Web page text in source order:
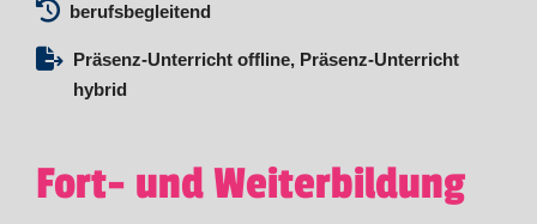
berufsbegleitend
Präsenz-Unterricht offline, Präsenz-Unterricht
hybrid
Fort- und Weiterbildung